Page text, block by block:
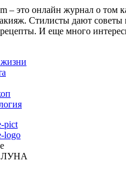
– это онлайн журнал о том
Стилисты дают советы
И еще много
ЛУНА